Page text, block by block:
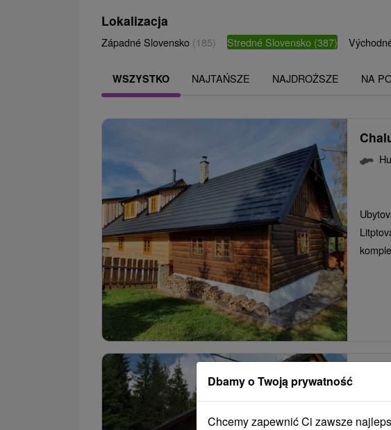
Lokalizacja
Západné Slovensko (185) Stredné Slovensko (387)
WSZYSTKO NAJTAŃSZE NAJDROŻSZE NA
Dbamy o Twoją prywatność
Chcemy zapewnić Ci zawsze